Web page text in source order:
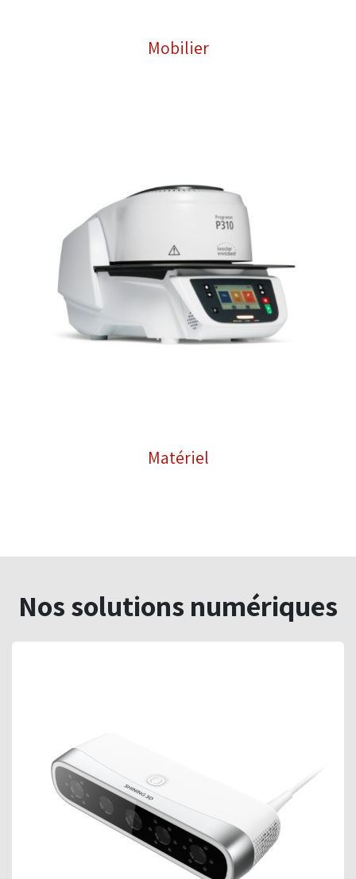
Mobilier
Matériel
Nos solutions numériques